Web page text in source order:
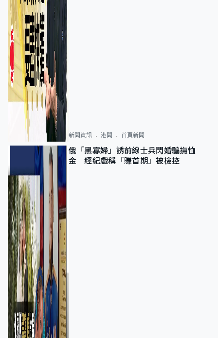
新聞資訊 港聞 首頁新聞
俄「黑寡婦」誘前線士兵閃婚騙撫恤
金 經紀戲稱「賺首期」被檢控